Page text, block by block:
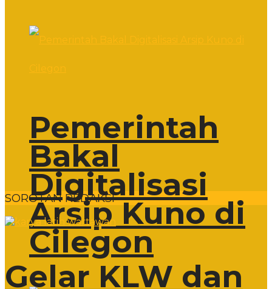
Pemerintah
Bakal
Digitalisasi
Arsip Kuno di
Cilegon
SOROTAN REDAKSI
Gelar KLW dan